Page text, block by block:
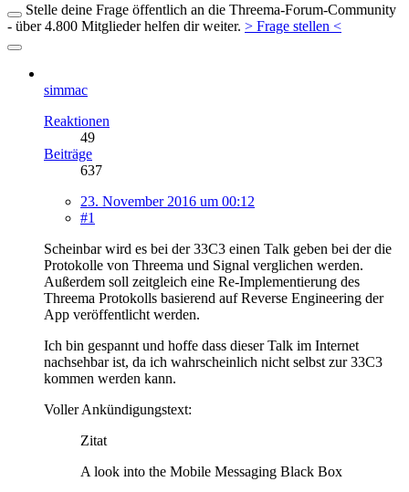
Stelle deine Frage öffentlich an die Threema-Forum-Community
- über 4.800 Mitglieder helfen dir weiter. > Frage stellen <
simmac
Reaktionen
49
Beiträge
637
23. November 2016 um 00:12
#1
Scheinbar wird es bei der 33C3 einen Talk geben bei der die
Protokolle von Threema und Signal verglichen werden.
Außerdem soll zeitgleich eine Re-Implementierung des
Threema Protokolls basierend auf Reverse Engineering der
App veröffentlicht werden.
Ich bin gespannt und hoffe dass dieser Talk im Internet
nachsehbar ist, da ich wahrscheinlich nicht selbst zur 33C3
kommen werden kann.
Voller Ankündigungstext:
Zitat
A look into the Mobile Messaging Black Box